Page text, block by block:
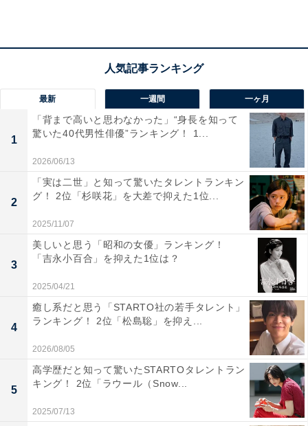
1位：伊奈波神社／47票
1位は「伊奈波神社」でした。1900年以上の歴史を持
ち、岐阜市に鎮座する伊奈波神社は、美しい社殿と自然
に囲まれた厳かな雰囲気が魅力です。初詣や節分祭など
年間行事も豊富で、地元民からも深く信仰されていま
最新 一週間 一ヶ月
1
「背まで高いと思わなかった」“身長を知って
驚いた40代男性俳優”ランキング！ 1...
2026/06/13
2
「実は二世」と知って驚いたタレントランキン
グ！ 2位「杉咲花」を大差で抑えた1位...
2025/11/07
3
美しいと思う「昭和の女優」ランキング！
「吉永小百合」を抑えた1位は？
2025/04/21
4
癒し系だと思う「STARTO社の若手タレント」
ランキング！ 2位「松島聡」を抑え...
2026/08/05
5
高学歴だと知って驚いたSTARTOタレントラン
キング！ 2位「ラウール（Snow...
2025/07/13